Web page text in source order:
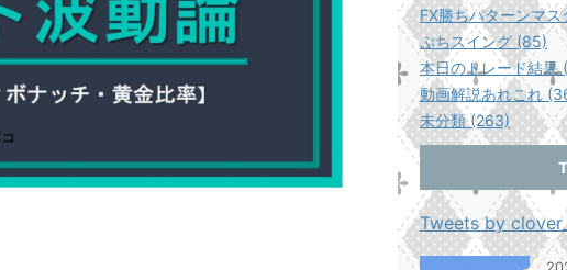
FX勝ちパターン
ぷちスイング (85)
本日のトレード結果
動画解説あれこれ
未分類 (263)
Tweets by